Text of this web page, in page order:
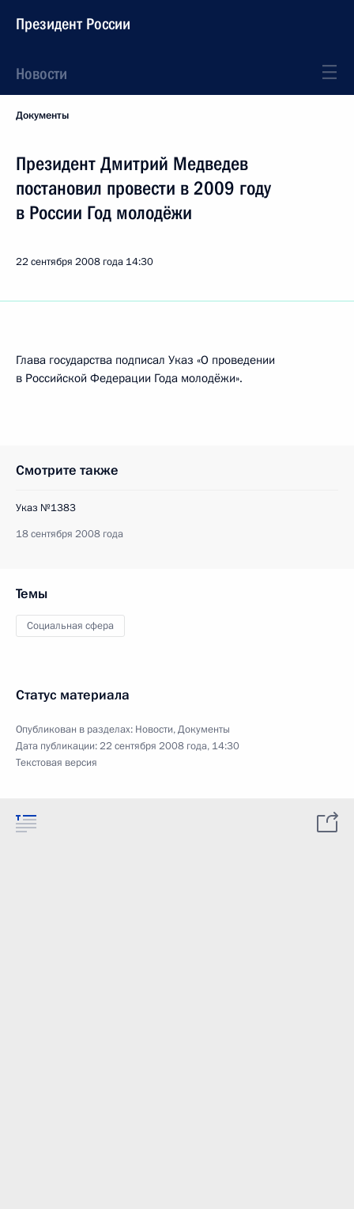
Президент России
Новости
Документы
Президент Дмитрий Медведев
постановил провести в 2009 году
в России Год молодёжи
22 сентября 2008 года 14:30
Глава государства подписал Указ «О проведении
в Российской Федерации Года молодёжи».
Смотрите также
Указ №1383
18 сентября 2008 года
Темы
Социальная сфера
Статус материала
Опубликован в разделах: Новости,Документы
Дата публикации:22 сентября 2008 года, 14:30
Текстовая версия